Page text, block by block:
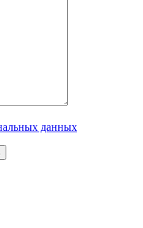
данных